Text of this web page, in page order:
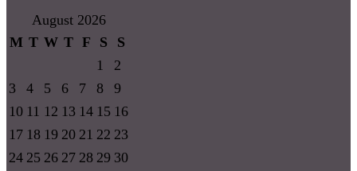
August 2026
M T W T F S
S
1
2
3
4 5 6 7 8
9
10 11 12 13 14 15 16
17 18 19 20 21 22 23
24 25 26 27 28 29 30